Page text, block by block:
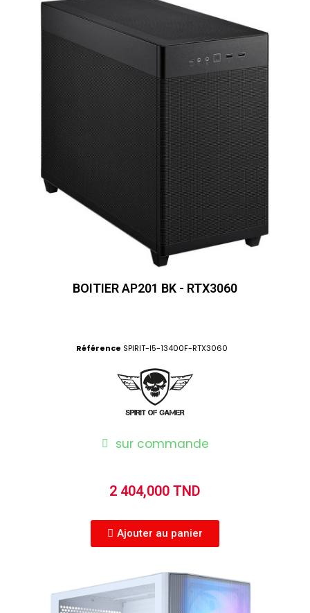
BOITIER AP201 BK - RTX3060
Référence SPIRIT-I5-13400F-RTX3060
sur commande
2 404,000 TND
Ajouter au panier